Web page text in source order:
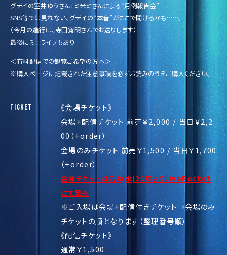
グデイの室井ゆうさん+ミ米ミさんによる“月例報告会”
SNS等では見れない、グデイの“本音”がここで聞けるかも……。
（今月の進行は、寺田寛明さんでお送りします）
最後にミニライブもあり
＜有料配信での観覧ご希望の方へ＞
※購入ページに記載された注意事項を必ずお読みのうえご購入ください。
TICKET
《会場チケット》
会場+配信チケット 前売￥2,000 / 当日￥2,2
00（+order）
会場のみチケット 前売￥1,500 / 当日￥1,700
（+order）
会場チケットは7/8(水)20時よりLivePocket
にて発売
※ご入場は会場+配信付きチケット→会場のみ
チケットの順となります（整理番号順）
《配信チケット》
通常￥1,500